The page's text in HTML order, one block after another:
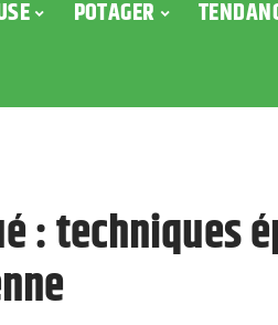
POTAGER
: techniques